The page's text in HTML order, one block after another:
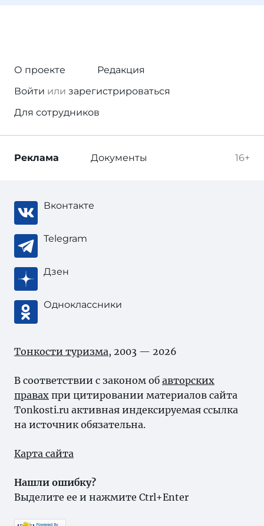
О проекте
Редакция
Войти или зарегистрироваться
Для сотрудников
16+
Реклама Документы
Вконтакте
Telegram
Дзен
Одноклассники
Тонкости туризма, 2003 — 2026
В соответствии с законом об авторских
правах при цитировании материалов сайта
Tonkosti.ru активная индексируемая ссылка
на источник обязательна.
Карта сайта
Нашли ошибку?
Выделите ее и нажмите Ctrl+Enter